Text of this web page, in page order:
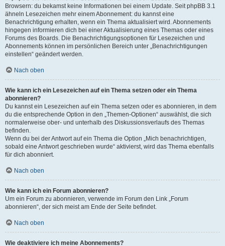
Browsern: du bekamst keine Informationen bei einem Update. Seit phpBB 3.1
ähneln Lesezeichen mehr einem Abonnement: du kannst eine
Benachrichtigung erhalten, wenn ein Thema aktualisiert wird. Abonnements
hingegen informieren dich bei einer Aktualisierung eines Themas oder eines
Forums des Boards. Die Benachrichtigungsoptionen für Lesezeichen und
Abonnements können im persönlichen Bereich unter „Benachrichtigungen
einstellen“ geändert werden.
Nach oben
Wie kann ich ein Lesezeichen auf ein Thema setzen oder ein Thema
abonnieren?
Du kannst ein Lesezeichen auf ein Thema setzen oder es abonnieren, in dem
du die entsprechende Option in den „Themen-Optionen“ auswählst, die sich
normalerweise ober- und unterhalb des Diskussionsverlaufs des Themas
befinden.
Wenn du bei der Antwort auf ein Thema die Option „Mich benachrichtigen,
sobald eine Antwort geschrieben wurde“ aktivierst, wird das Thema ebenfalls
für dich abonniert.
Nach oben
Wie kann ich ein Forum abonnieren?
Um ein Forum zu abonnieren, verwende im Forum den Link „Forum
abonnieren“, der sich meist am Ende der Seite befindet.
Nach oben
Wie deaktiviere ich meine Abonnements?